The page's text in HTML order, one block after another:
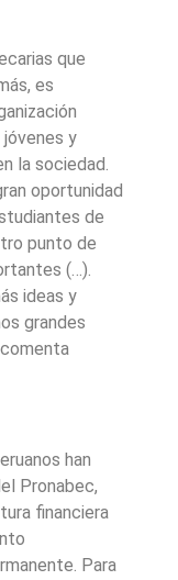
que
es
jóvenes y
la sociedad.
oportunidad
de
punto de
(…).
ideas y
grandes
han
Pronabec,
financiera
Para